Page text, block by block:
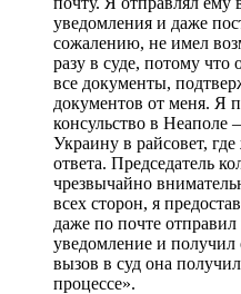
уведомления и даже
сожалению, не имел
разу в суде, потому что
все документы,
документов от меня. Я
консульство в Неаполе
Украину в райсовет,
ответа. Председатель
чрезвычайно
всех сторон, я
даже по почте
уведомление и получил
вызов в суд она
процессе».